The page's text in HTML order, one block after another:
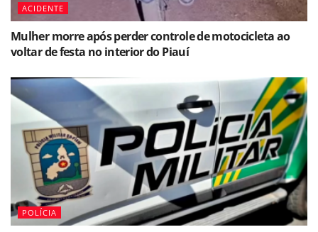
ACIDENTE
Mulher morre após perder controle de motocicleta ao
voltar de festa no interior do Piauí
POLÍCIA